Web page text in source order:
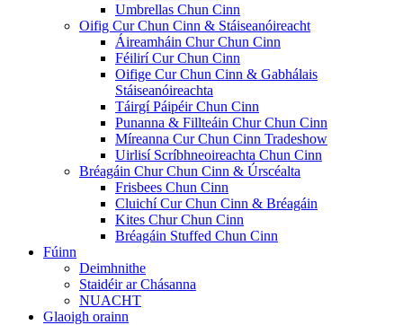
Umbrellas Chun Cinn
Oifig Cur Chun Cinn & Stáiseanóireacht
Áireamháin Chur Chun Cinn
Féilirí Cur Chun Cinn
Oifige Cur Chun Cinn & Gabhálais
Stáiseanóireachta
Táirgí Páipéir Chun Cinn
Punanna & Fillteáin Chur Chun Cinn
Míreanna Cur Chun Cinn Tradeshow
Uirlisí Scríbhneoireachta Chun Cinn
Bréagáin Chur Chun Cinn & Úrscéalta
Frisbees Chun Cinn
Cluichí Cur Chun Cinn & Bréagáin
Kites Chur Chun Cinn
Bréagáin Stuffed Chun Cinn
Fúinn
Deimhnithe
Staidéir ar Chásanna
NUACHT
Glaoigh orainn